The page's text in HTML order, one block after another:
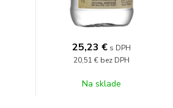
25,23 € s DPH
20,51 € bez DPH
Na sklade